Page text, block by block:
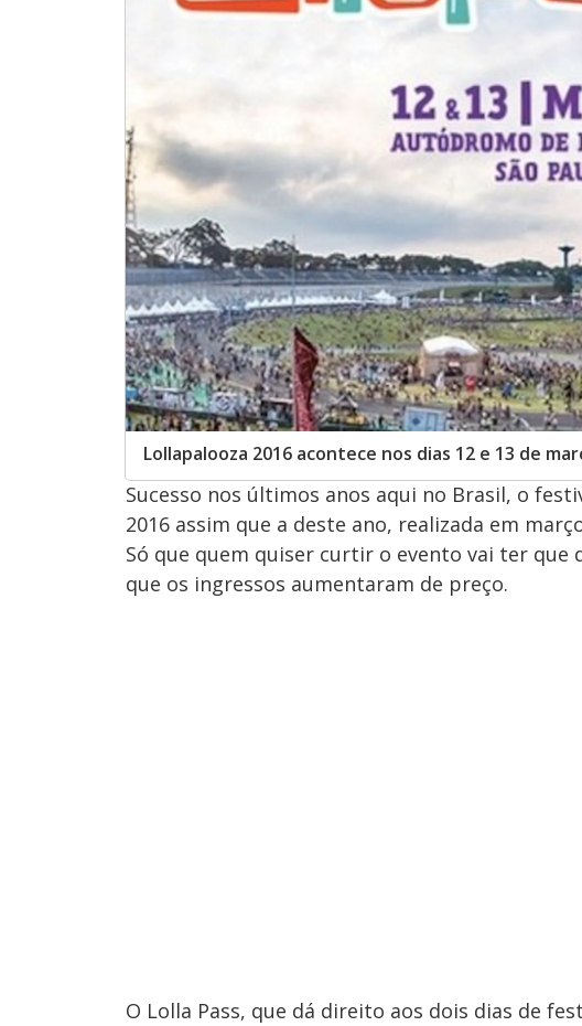
Lollapalooza 2016 acontece nos dias 12 e 13 de
Sucesso nos últimos anos aqui no Brasil, o
2016 assim que a deste ano, realizada em
Só que quem quiser curtir o evento vai ter que
que os ingressos aumentaram de preço.
O Lolla Pass, que dá direito aos dois dias de